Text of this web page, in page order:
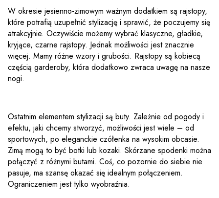
W okresie jesienno-zimowym ważnym dodatkiem są rajstopy,
które potrafią uzupełnić stylizację i sprawić, że poczujemy się
atrakcyjnie. Oczywiście możemy wybrać klasyczne, gładkie,
kryjące, czarne rajstopy. Jednak możliwości jest znacznie
więcej. Mamy różne wzory i grubości. Rajstopy są kobiecą
częścią garderoby, która dodatkowo zwraca uwagę na nasze
nogi.
Ostatnim elementem stylizacji są buty. Zależnie od pogody i
efektu, jaki chcemy stworzyć, możliwości jest wiele – od
sportowych, po eleganckie czółenka na wysokim obcasie.
Zimą mogą to być botki lub kozaki. Skórzane spodenki można
połączyć z różnymi butami. Coś, co pozornie do siebie nie
pasuje, ma szansę okazać się idealnym połączeniem.
Ograniczeniem jest tylko wyobraźnia.